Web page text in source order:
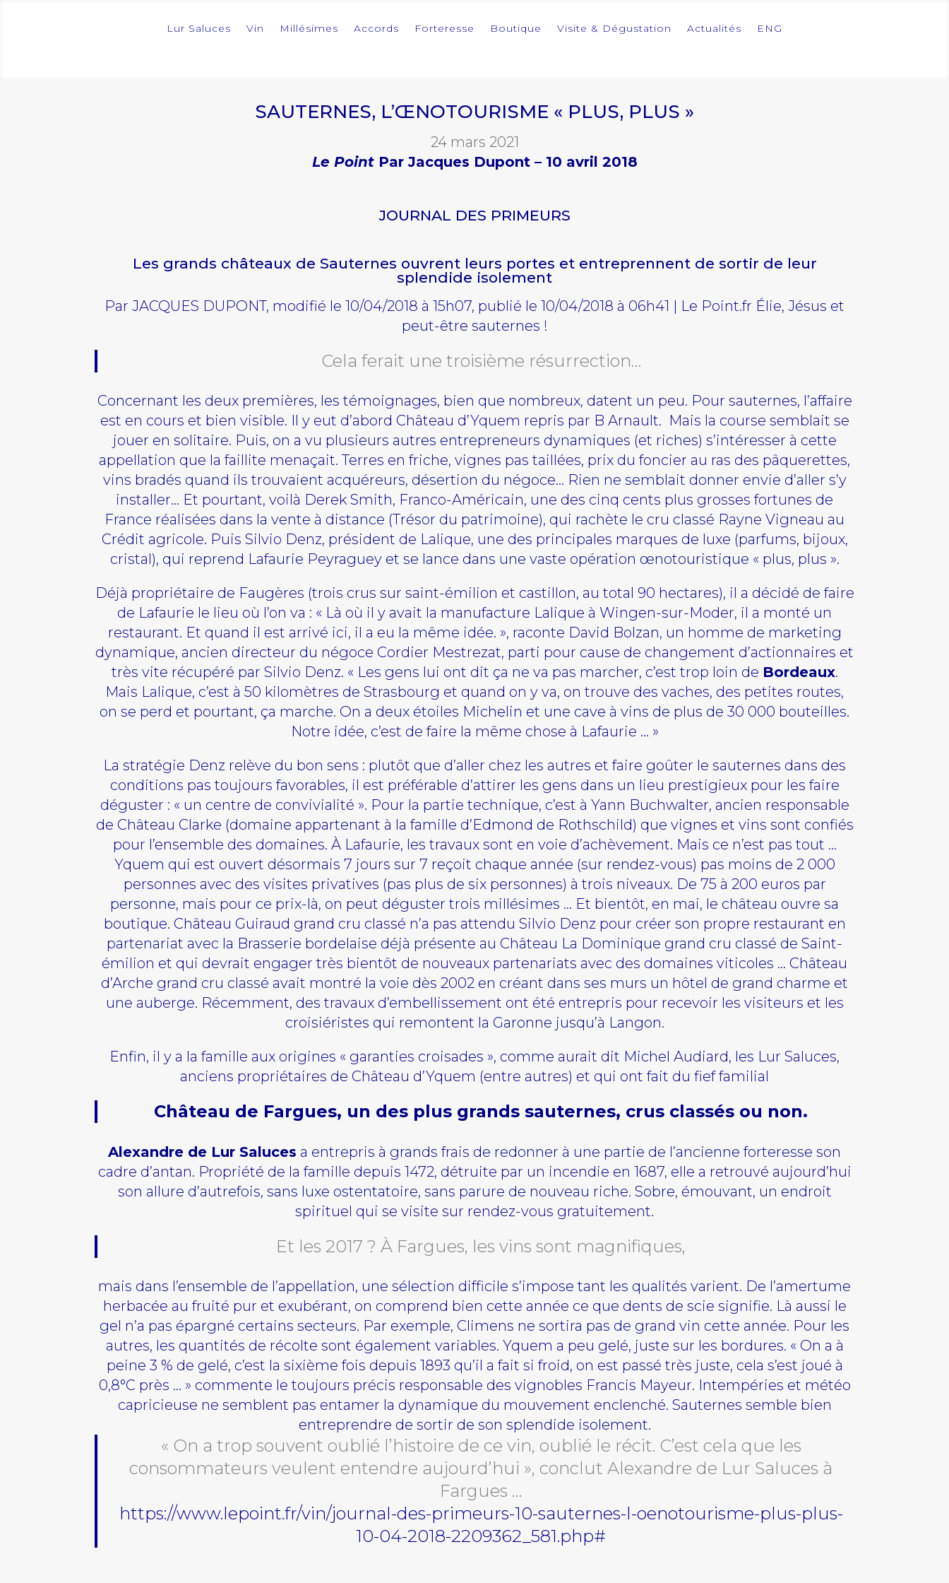
Lur Saluces Vin Millésimes Accords Forteresse Boutique Visite & Dégustation Actualités ENG
SAUTERNES, L’ŒNOTOURISME « PLUS, PLUS »
24 mars 2021
Le Point Par Jacques Dupont – 10 avril 2018
JOURNAL DES PRIMEURS
Les grands châteaux de Sauternes ouvrent leurs portes et entreprennent de sortir de leur
splendide isolement
Par JACQUES DUPONT, modifié le 10/04/2018 à 15h07, publié le 10/04/2018 à 06h41 | Le Point.fr Élie, Jésus et
peut-être sauternes !
Cela ferait une troisième résurrection…
Concernant les deux premières, les témoignages, bien que nombreux, datent un peu. Pour sauternes, l’affaire
est en cours et bien visible. Il y eut d’abord Château d’Yquem repris par B Arnault. Mais la course semblait se
jouer en solitaire. Puis, on a vu plusieurs autres entrepreneurs dynamiques (et riches) s’intéresser à cette
appellation que la faillite menaçait. Terres en friche, vignes pas taillées, prix du foncier au ras des pâquerettes,
vins bradés quand ils trouvaient acquéreurs, désertion du négoce… Rien ne semblait donner envie d’aller s’y
installer… Et pourtant, voilà Derek Smith, Franco-Américain, une des cinq cents plus grosses fortunes de
France réalisées dans la vente à distance (Trésor du patrimoine), qui rachète le cru classé Rayne Vigneau au
Crédit agricole. Puis Silvio Denz, président de Lalique, une des principales marques de luxe (parfums, bijoux,
cristal), qui reprend Lafaurie Peyraguey et se lance dans une vaste opération œnotouristique « plus, plus ».
Déjà propriétaire de Faugères (trois crus sur saint-émilion et castillon, au total 90 hectares), il a décidé de faire
de Lafaurie le lieu où l’on va : « Là où il y avait la manufacture Lalique à Wingen-sur-Moder, il a monté un
restaurant. Et quand il est arrivé ici, il a eu la même idée. », raconte David Bolzan, un homme de marketing
dynamique, ancien directeur du négoce Cordier Mestrezat, parti pour cause de changement d’actionnaires et
très vite récupéré par Silvio Denz. « Les gens lui ont dit ça ne va pas marcher, c’est trop loin de Bordeaux.
Mais Lalique, c’est à 50 kilomètres de Strasbourg et quand on y va, on trouve des vaches, des petites routes,
on se perd et pourtant, ça marche. On a deux étoiles Michelin et une cave à vins de plus de 30 000 bouteilles.
Notre idée, c’est de faire la même chose à Lafaurie … »
La stratégie Denz relève du bon sens : plutôt que d’aller chez les autres et faire goûter le sauternes dans des
conditions pas toujours favorables, il est préférable d’attirer les gens dans un lieu prestigieux pour les faire
déguster : « un centre de convivialité ». Pour la partie technique, c’est à Yann Buchwalter, ancien responsable
de Château Clarke (domaine appartenant à la famille d’Edmond de Rothschild) que vignes et vins sont confiés
pour l’ensemble des domaines. À Lafaurie, les travaux sont en voie d’achèvement. Mais ce n’est pas tout …
Yquem qui est ouvert désormais 7 jours sur 7 reçoit chaque année (sur rendez-vous) pas moins de 2 000
personnes avec des visites privatives (pas plus de six personnes) à trois niveaux. De 75 à 200 euros par
personne, mais pour ce prix-là, on peut déguster trois millésimes … Et bientôt, en mai, le château ouvre sa
boutique. Château Guiraud grand cru classé n’a pas attendu Silvio Denz pour créer son propre restaurant en
partenariat avec la Brasserie bordelaise déjà présente au Château La Dominique grand cru classé de Saint-
émilion et qui devrait engager très bientôt de nouveaux partenariats avec des domaines viticoles … Château
d’Arche grand cru classé avait montré la voie dès 2002 en créant dans ses murs un hôtel de grand charme et
une auberge. Récemment, des travaux d’embellissement ont été entrepris pour recevoir les visiteurs et les
croisiéristes qui remontent la Garonne jusqu’à Langon.
Enfin, il y a la famille aux origines « garanties croisades », comme aurait dit Michel Audiard, les Lur Saluces,
anciens propriétaires de Château d’Yquem (entre autres) et qui ont fait du fief familial
Château de Fargues, un des plus grands sauternes, crus classés ou non.
Alexandre de Lur Saluces a entrepris à grands frais de redonner à une partie de l’ancienne forteresse son
cadre d’antan. Propriété de la famille depuis 1472, détruite par un incendie en 1687, elle a retrouvé aujourd’hui
son allure d’autrefois, sans luxe ostentatoire, sans parure de nouveau riche. Sobre, émouvant, un endroit
spirituel qui se visite sur rendez-vous gratuitement.
Et les 2017 ? À Fargues, les vins sont magnifiques,
mais dans l’ensemble de l’appellation, une sélection difficile s’impose tant les qualités varient. De l’amertume
herbacée au fruité pur et exubérant, on comprend bien cette année ce que dents de scie signifie. Là aussi le
gel n’a pas épargné certains secteurs. Par exemple, Climens ne sortira pas de grand vin cette année. Pour les
autres, les quantités de récolte sont également variables. Yquem a peu gelé, juste sur les bordures. « On a à
peine 3 % de gelé, c’est la sixième fois depuis 1893 qu’il a fait si froid, on est passé très juste, cela s’est joué à
0,8°C près … » commente le toujours précis responsable des vignobles Francis Mayeur. Intempéries et météo
capricieuse ne semblent pas entamer la dynamique du mouvement enclenché. Sauternes semble bien
entreprendre de sortir de son splendide isolement.
« On a trop souvent oublié l’histoire de ce vin, oublié le récit. C’est cela que les
consommateurs veulent entendre aujourd’hui », conclut Alexandre de Lur Saluces à
Fargues …
https://www.lepoint.fr/vin/journal-des-primeurs-10-sauternes-l-oenotourisme-plus-plus-
10-04-2018-2209362_581.php#